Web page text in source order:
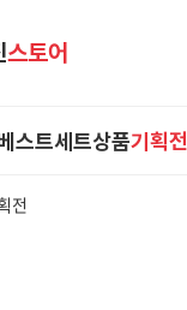
스토어
스트세트상품기획전
전